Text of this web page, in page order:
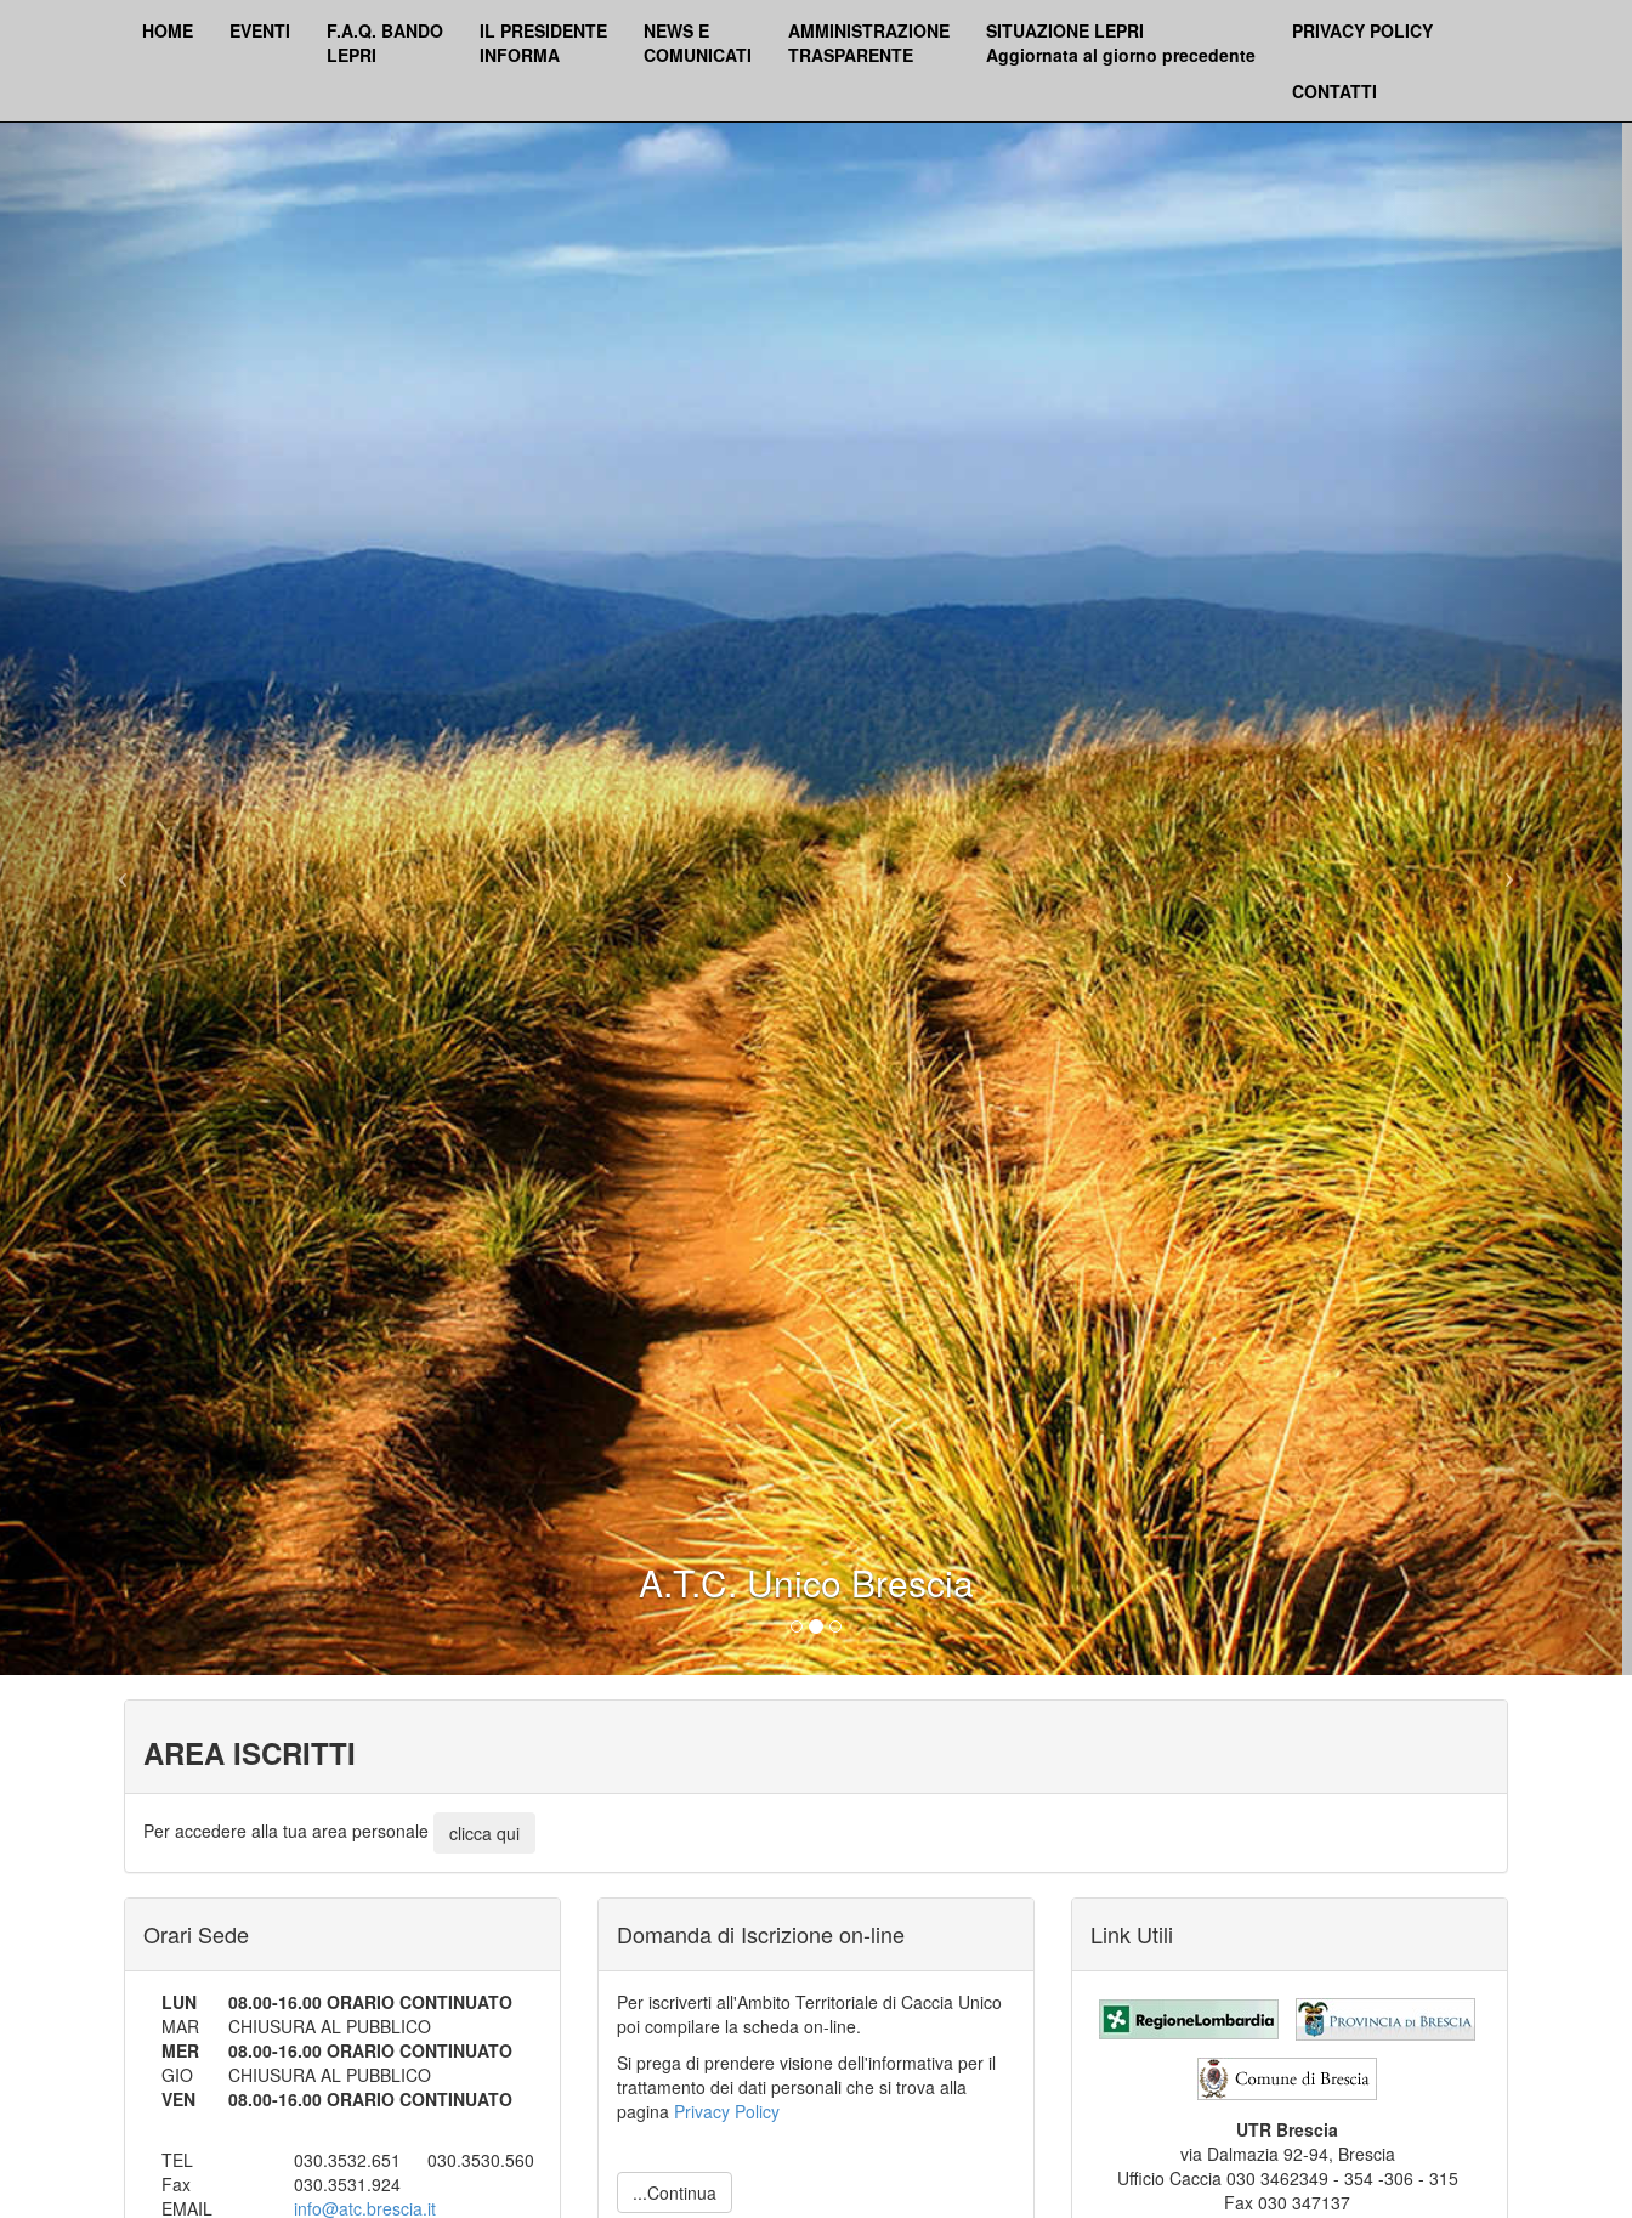
HOME EVENTI
F.A.Q. BANDO
LEPRI
IL PRESIDENTE
INFORMA
NEWS E
COMUNICATI
AMMINISTRAZIONE
TRASPARENTE
SITUAZIONE LEPRI
Aggiornata al giorno precedente
PRIVACY POLICY
CONTATTI
A.T.C. Unico Brescia
AREA ISCRITTI
Per accedere alla tua area personale clicca qui
Orari Sede
LUN
08.00-16.00 ORARIO CONTINUATO
MAR
CHIUSURA AL PUBBLICO
MER
08.00-16.00 ORARIO CONTINUATO
GIO
CHIUSURA AL PUBBLICO
VEN
08.00-16.00 ORARIO CONTINUATO
TEL 030.3532.651
030.3530.560
Fax
030.3531.924
EMAIL
info@atc.brescia.it
Domanda di Iscrizione on-line
Per iscriverti all'Ambito Territoriale di Caccia Unico
poi compilare la scheda on-line.
Si prega di prendere visione dell'informativa per il
trattamento dei dati personali che si trova alla
pagina Privacy Policy
...Continua
Link Utili
UTR Brescia
via Dalmazia 92-94, Brescia
Ufficio Caccia 030 3462349 - 354 -306 - 315
Fax 030 347137